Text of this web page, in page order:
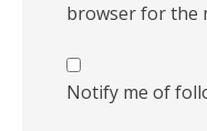
browser for the
Notify me of